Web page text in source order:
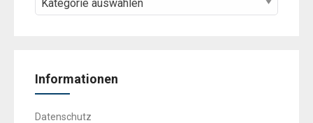
Informationen
Datenschutz